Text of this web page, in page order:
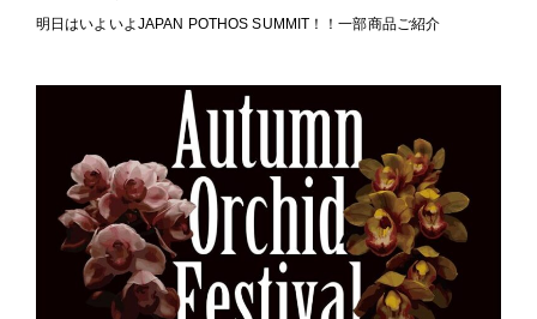
明日はいよいよJAPAN POTHOS SUMMIT！！一部商品ご紹介